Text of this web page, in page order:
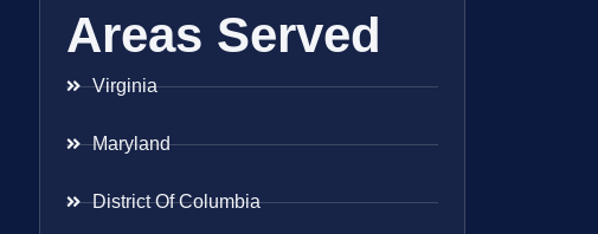
Areas Served
Virginia
Maryland
District Of Columbia